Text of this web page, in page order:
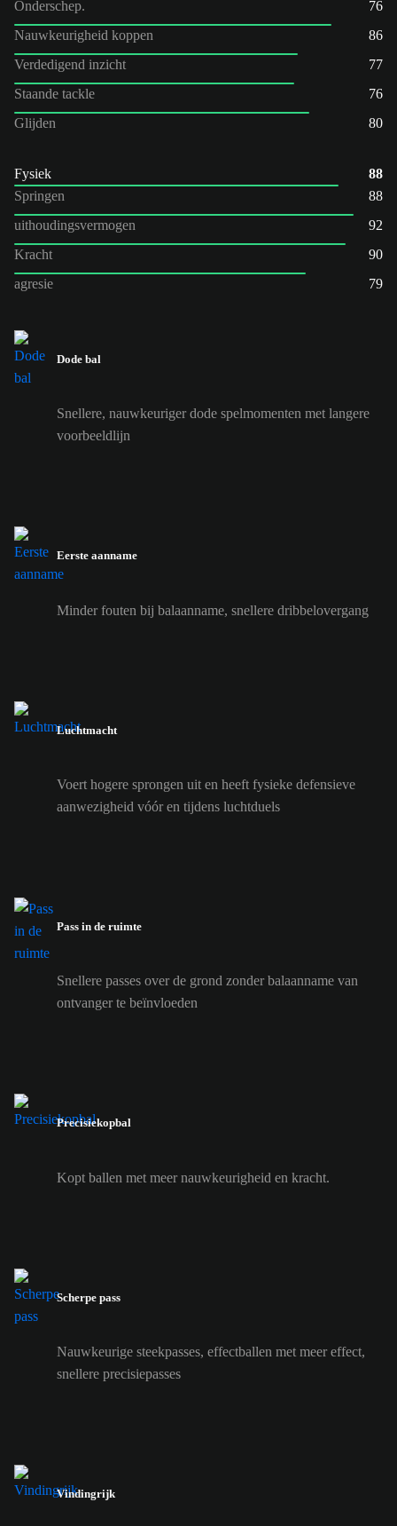
Onderschep.
76
Nauwkeurigheid koppen
86
Verdedigend inzicht
77
Staande tackle
76
Glijden
80
Fysiek
88
Springen
88
uithoudingsvermogen
92
Kracht
90
agresie
79
Dode bal
Snellere, nauwkeuriger dode spelmomenten met langere
voorbeeldlijn
Eerste aanname
Minder fouten bij balaanname, snellere dribbelovergang
Luchtmacht
Voert hogere sprongen uit en heeft fysieke defensieve
aanwezigheid vóór en tijdens luchtduels
Pass in de ruimte
Snellere passes over de grond zonder balaanname van
ontvanger te beïnvloeden
Precisiekopbal
Kopt ballen met meer nauwkeurigheid en kracht.
Scherpe pass
Nauwkeurige steekpasses, effectballen met meer effect,
snellere precisiepasses
Vindingrijk